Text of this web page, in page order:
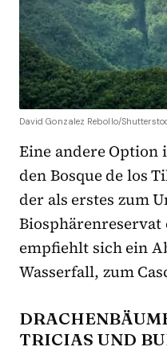
David Gonzalez Rebollo/
Eine andere Option
den Bosque de los
der als erstes zum
empfiehlt sich ein
Wasserfall, zum
TRICIAS UND